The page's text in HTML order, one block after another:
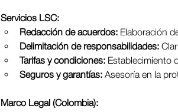
Servicios LSC:
Redacción de acuerdos: Elaboración
Delimitación de responsabilidades:
Tarifas y condiciones: Establecimiento
Seguros y garantías: Asesoría en la
Marco Legal (Colombia):